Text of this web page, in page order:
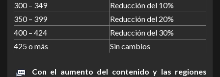
300 – 349
Reducción del 10%
350 – 399
Reducción del 20%
400 – 424
Reducción del 30%
425 o más
Sin cambios
Con el aumento del contenido y las regiones